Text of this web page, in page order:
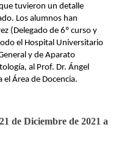
tuvieron un detalle
Los alumnos han
(Delegado de 6º curso y
el Hospital Universitario
y de Aparato
al Prof. Dr. Ángel
el Área de Docencia.
de Diciembre de 2021 a